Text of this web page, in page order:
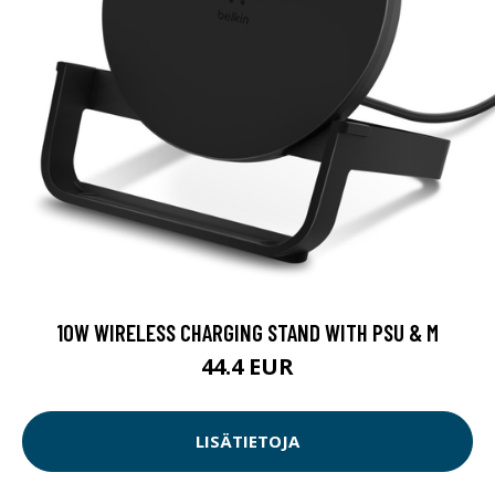
10W WIRELESS CHARGING STAND WITH PSU & M
44.4 EUR
LISÄTIETOJA